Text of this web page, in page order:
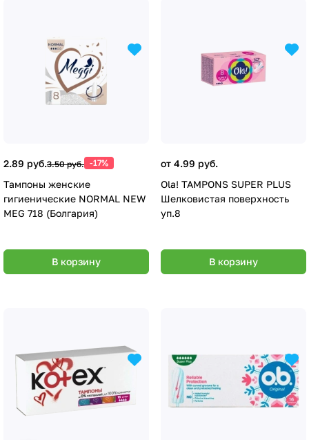
2.89 руб.3.50 руб. -17%
Тампоны женские
гигиенические NORMAL NEW
MEG 718 (Болгария)
В корзину
от 4.99 руб.
Ola! TAMPONS SUPER PLUS
Шелковистая поверхность
уп.8
В корзину